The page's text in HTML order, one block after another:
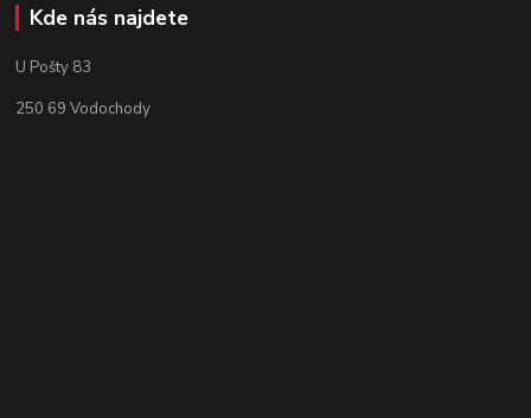
Kde nás najdete
U Pošty 83
250 69 Vodochody